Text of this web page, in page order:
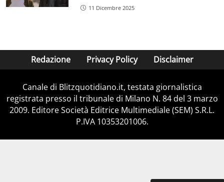
11 Dicembre 2025
Redazione Privacy Policy Disclaimer
Canale di Blitzquotidiano.it, testata giornalistica
registrata presso il tribunale di Milano N. 84 del 3 marzo
2009. Editore Società Editrice Multimediale (SEM) S.R.L.
P.IVA 10353201006.